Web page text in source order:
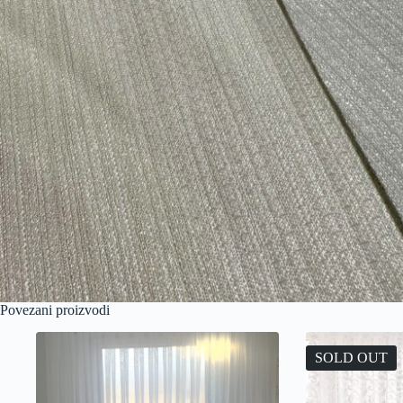
Povezani proizvodi
SOLD OUT